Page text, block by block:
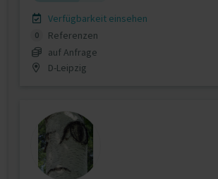
Verfügbarkeit einsehen
0
Referenzen
auf Anfrage
D-Leipzig